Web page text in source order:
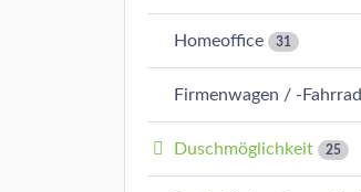
Homeoffice 31
Firmenwagen / -Fahrrad
Duschmöglichkeit 25